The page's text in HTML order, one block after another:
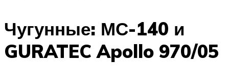
Чугунные: МС-140 и
GURATEC Apollo 970/05